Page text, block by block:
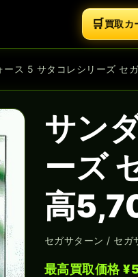
🛒買取カ
ース 5 サタコレシリーズ セ
サン
ーズ
高
セガサターン / セガ
最高買取価格